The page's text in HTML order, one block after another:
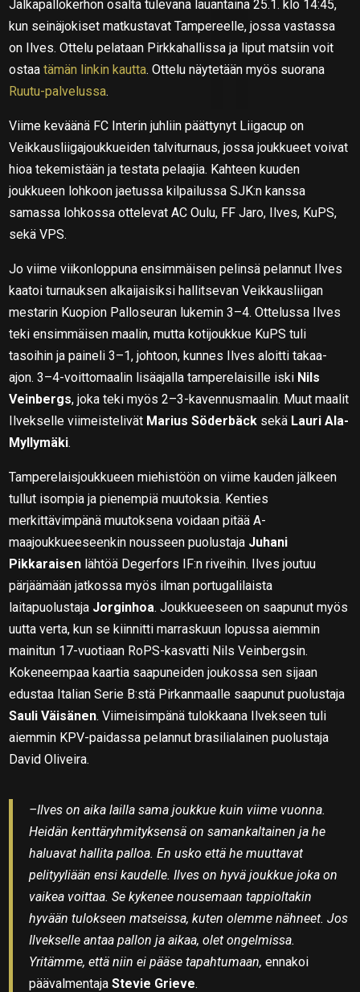
Jalkapallokerhon osalta tulevana lauantaina 25.1. klo 14:45,
kun seinäjokiset matkustavat Tampereelle, jossa vastassa
on Ilves. Ottelu pelataan Pirkkahallissa ja liput matsiin voit
ostaatämän linkin kautta. Ottelu näytetään myös suorana
Ruutu-palvelussa.
Viime keväänä FC Interin juhliin päättynyt Liigacup on
Veikkausliigajoukkueiden talviturnaus, jossa joukkueet voivat
hioa tekemistään ja testata pelaajia. Kahteen kuuden
joukkueen lohkoon jaetussa kilpailussa SJK:n kanssa
samassa lohkossa ottelevat AC Oulu, FF Jaro, Ilves, KuPS,
sekä VPS.
Jo viime viikonloppuna ensimmäisen pelinsä pelannut Ilves
kaatoi turnauksen alkaijaisiksi hallitsevan Veikkausliigan
mestarin Kuopion Palloseuran lukemin 3–4. Ottelussa Ilves
teki ensimmäisen maalin, mutta kotijoukkue KuPS tuli
tasoihin ja paineli 3–1, johtoon, kunnes Ilves aloitti takaa-
ajon. 3–4-voittomaalin lisäajalla tamperelaisille iski Nils
Veinbergs, joka teki myös 2–3-kavennusmaalin. Muut maalit
Ilvekselle viimeistelivät Marius Söderbäck sekä Lauri Ala-
Myllymäki.
Tamperelaisjoukkueen miehistöön on viime kauden jälkeen
tullut isompia ja pienempiä muutoksia. Kenties
merkittävimpänä muutoksena voidaan pitää A-
maajoukkueeseenkin nousseen puolustaja Juhani
Pikkaraisen lähtöä Degerfors IF:n riveihin. Ilves joutuu
pärjäämään jatkossa myös ilman portugalilaista
laitapuolustaja Jorginhoa. Joukkueeseen on saapunut myös
uutta verta, kun se kiinnitti marraskuun lopussa aiemmin
mainitun 17-vuotiaan RoPS-kasvatti Nils Veinbergsin.
Kokeneempaa kaartia saapuneiden joukossa sen sijaan
edustaa Italian Serie B:stä Pirkanmaalle saapunut puolustaja
Sauli Väisänen. Viimeisimpänä tulokkaana Ilvekseen tuli
aiemmin KPV-paidassa pelannut brasilialainen puolustaja
David Oliveira.
–Ilves on aika lailla sama joukkue kuin viime vuonna.
Heidän kenttäryhmityksensä on samankaltainen ja he
haluavat hallita palloa. En usko että he muuttavat
pelityyliään ensi kaudelle. Ilves on hyvä joukkue joka on
vaikea voittaa. Se kykenee nousemaan tappioltakin
hyvään tulokseen matseissa, kuten olemme nähneet. Jos
Ilvekselle antaa pallon ja aikaa, olet ongelmissa.
Yritämme, että niin ei pääse tapahtumaan, ennakoi
päävalmentajaStevie Grieve.